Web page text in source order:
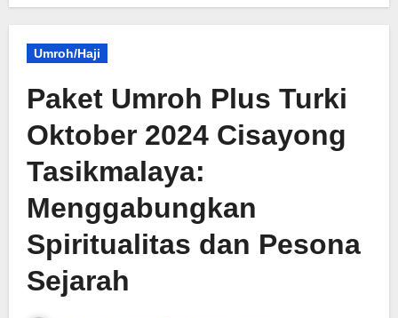
Umroh/Haji
Paket Umroh Plus Turki
Oktober 2024 Cisayong
Tasikmalaya:
Menggabungkan
Spiritualitas dan Pesona
Sejarah